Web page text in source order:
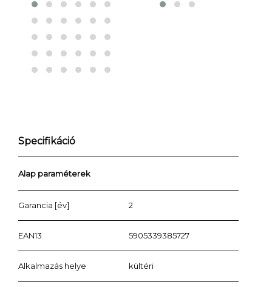
Specifikáció
Alap paraméterek
Garancia [év] 2
EAN13 5905339385727
Alkalmazás helye kültéri